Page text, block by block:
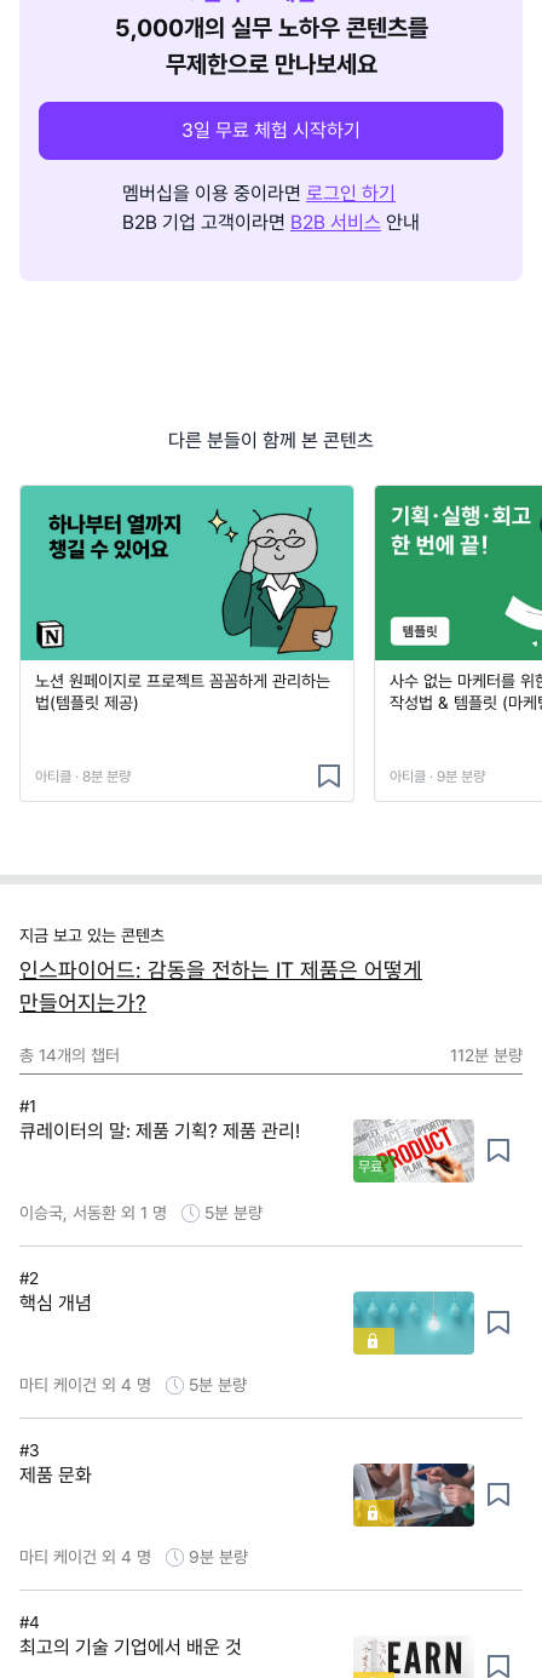
5,000개의 실무 노하우 콘텐츠를
무제한으로 만나보세요
3일 무료 체험 시작하기
멤버십을 이용 중이라면 로그인 하기
B2B 기업 고객이라면 B2B 서비스 안내
다른 분들이 함께 본 콘텐츠
노션 원페이지로 프로젝트 꼼꼼하게 관리하는
법(템플릿 제공)
아티클 · 8분 분량
사수 없는 마케터를 위
작성법 & 템플릿 (마
아티클 · 9분 분량
지금 보고 있는 콘텐츠
인스파이어드: 감동을 전하는 IT 제품은 어떻게
만들어지는가?
총 14개의 챕터 112분 분량
#1
큐레이터의 말: 제품 기획? 제품 관리!
무료
이승국, 서동환 외 1 명 5분 분량
#2
핵심 개념
마티 케이건 외 4 명 5분 분량
#3
제품 문화
마티 케이건 외 4 명 9분 분량
#4
최고의 기술 기업에서 배운 것